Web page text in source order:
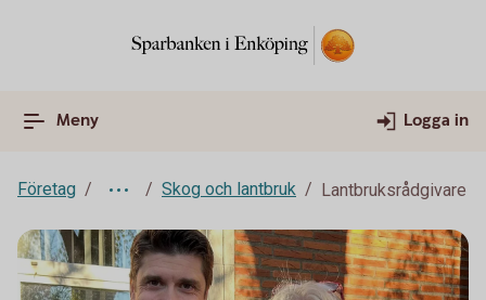
Meny Logga in
Företag Skog och lantbruk Lantbruksrådgivare